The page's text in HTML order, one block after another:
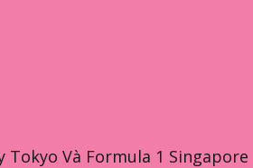
Tokyo Và Formula 1 Singapore